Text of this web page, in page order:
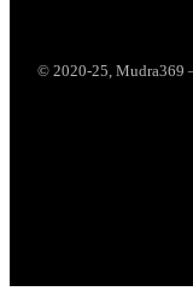
© 2020-25, Mudra369